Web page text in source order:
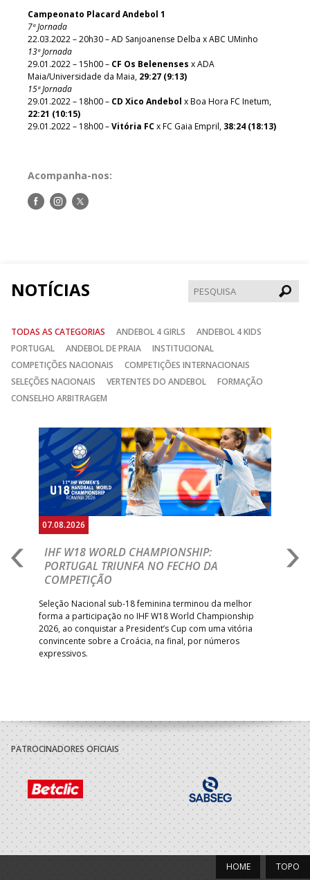
Campeonato Placard Andebol 1
7ª Jornada
22.03.2022 – 20h30 – AD Sanjoanense Delba x ABC UMinho
13ª Jornada
29.01.2022 – 15h00 – CF Os Belenenses x ADA
Maia/Universidade da Maia, 29:27 (9:13)
15ª Jornada
29.01.2022 – 18h00 – CD Xico Andebol x Boa Hora FC Inetum,
22:21 (10:15)
29.01.2022 – 18h00 –Vitória FCx FC Gaia Empril, 38:24 (18:13)
Acompanha-nos:
Siga-Siga-Siga-
NOTÍCIAS
TODAS AS CATEGORIAS ANDEBOL 4 GIRLS
ANDEBOL 4 KIDS
PORTUGAL
ANDEBOL DE PRAIA
INSTITUCIONAL
COMPETIÇÕES NACIONAIS
COMPETIÇÕES INTERNACIONAIS
SELEÇÕES NACIONAIS
VERTENTES DO ANDEBOL
FORMAÇÃO
CONSELHO ARBITRAGEM
07.08.2026
IHF W18 WORLD CHAMPIONSHIP:
PORTUGAL TRIUNFA NO FECHO DA
COMPETIÇÃO
Seleção Nacional sub-18 feminina terminou da melhor
forma a participação no IHF W18 World Championship
2026, ao conquistar a President’s Cup com uma vitória
convincente sobre a Croácia, na final, por números
expressivos.
Anterior
PATROCINADORES OFICIAIS
TOPO
HOME